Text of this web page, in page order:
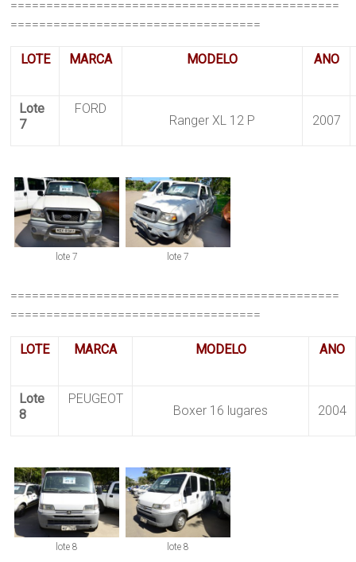
==============================================
===================================
LOTE MARCA MODELO ANO
Lote
7
FORD
Ranger XL 12 P 2007
lote 7 lote 7
==============================================
===================================
LOTE MARCA MODELO ANO
Lote
8
PEUGEOT
Boxer 16 lugares 2004
lote 8 lote 8